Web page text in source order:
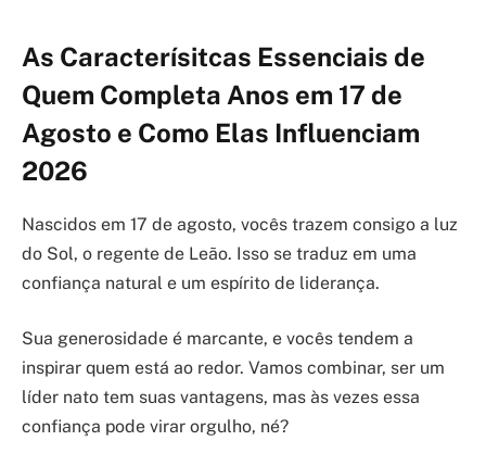
As Caracterísitcas Essenciais de
Quem Completa Anos em 17 de
Agosto e Como Elas Influenciam
2026
Nascidos em 17 de agosto, vocês trazem consigo a luz
do Sol, o regente de Leão. Isso se traduz em uma
confiança natural e um espírito de liderança.
Sua generosidade é marcante, e vocês tendem a
inspirar quem está ao redor. Vamos combinar, ser um
líder nato tem suas vantagens, mas às vezes essa
confiança pode virar orgulho, né?